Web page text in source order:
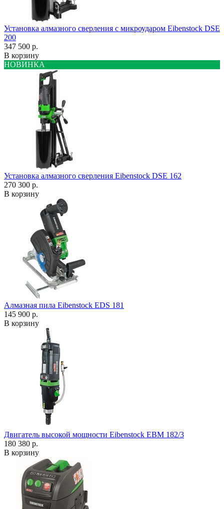
Установка алмазного сверления с микроударом Eibenstock DSE
200
347 500 р.
В корзину
НОВИНКА
Установка алмазного сверления Eibenstock DSE 162
270 300 р.
В корзину
Алмазная пила Eibenstock EDS 181
145 900 р.
В корзину
Двигатель высокой мощности Eibenstock EBM 182/3
180 380 р.
В корзину